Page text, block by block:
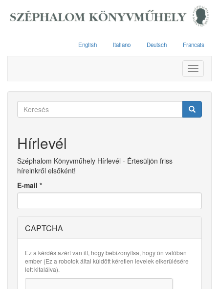
English Italiano Deutsch Francais
Toggle
Keresés
Hírlevél
Széphalom Könyvműhely Hírlevél - Értesüljön friss
híreinkről elsőként!
E-mail *
CAPTCHA
Ez a kérdés azért van itt, hogy bebizonyítsa, hogy ön valóban
ember (Ez a robotok által küldött kéretlen levelek elkerülésére
lett kitalálva).